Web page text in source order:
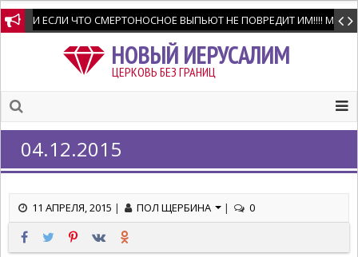
И ЕСЛИ ЧТО СМЕРТОНОСНОЕ ВЫПЬЮТ НЕ ПОВРЕДИТ ИМ!!!! Мне
НОВЫЙ ИЕРУСАЛИМ
ЦЕРКОВЬ БЕЗ ГРАНИЦ
04.12.2015
11 АПРЕЛЯ, 2015 | ПОЛ ЩЕРБИНА | 0